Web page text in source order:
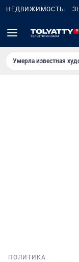
НЕДВИЖИМОСТЬ
Умерла известная
ПОЛИТИКА